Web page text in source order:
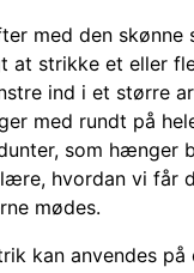
med den skønne
at strikke et eller
ind i et større
med rundt på
som hænger
hvordan vi får
mødes.
kan anvendes på